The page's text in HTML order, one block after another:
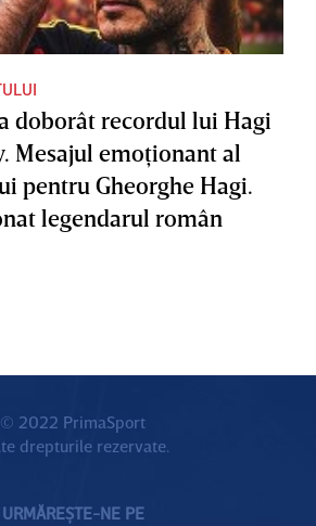
doborât recordul lui Hagi
Mesajul emoţionant al
pentru Gheorghe Hagi.
legendarul român
© 2022 PrimaSport
drepturile rezervate.
URMĂREȘTE-NE PE